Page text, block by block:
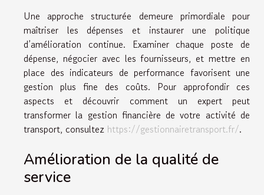
Une approche structurée demeure primordiale pour
maîtriser les dépenses et instaurer une politique
d’amélioration continue. Examiner chaque poste de
dépense, négocier avec les fournisseurs, et mettre en
place des indicateurs de performance favorisent une
gestion plus fine des coûts. Pour approfondir ces
aspects et découvrir comment un expert peut
transformer la gestion financière de votre activité de
transport, consultez https://gestionnairetransport.fr/.
Amélioration de la qualité de
service